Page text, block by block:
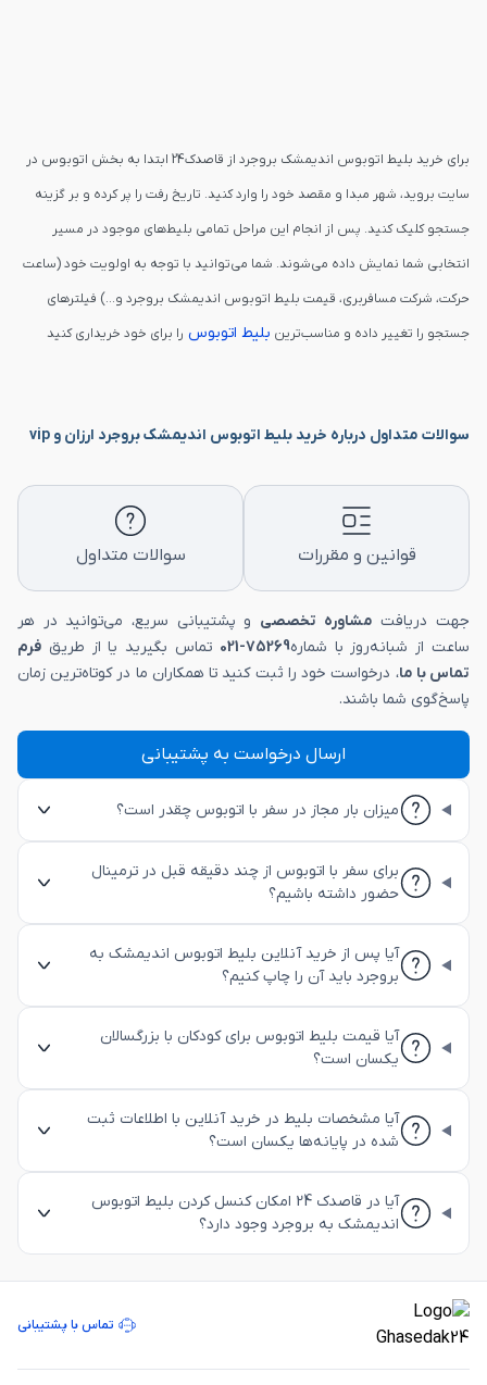
برای خرید بلیط اتوبوس اندیمشک بروجرد از قاصدک24 ابتدا به بخش اتوبوس در
سایت بروید، شهر مبدا و مقصد خود را وارد کنید. تاریخ رفت را پر کرده و بر گزینه
جستجو کلیک کنید. پس از انجام این مراحل تمامی بلیط‌های موجود در مسیر
انتخابی شما نمایش داده می‌شوند. شما می‌توانید با توجه به اولویت خود (ساعت
حرکت، شرکت مسافربری، قیمت بلیط اتوبوس اندیمشک بروجرد و...) فیلترهای
جستجو را تغییر داده و مناسب‌ترین بلیط اتوبوس را برای خود خریداری کنید
سوالات متداول درباره خرید بلیط اتوبوس اندیمشک بروجرد ارزان و vip
قوانین و مقررات سوالات متداول
جهت دریافت مشاوره تخصصی و پشتیبانی سریع، می‌توانید در هر
ساعت از شبانه‌روز با شماره75269-021 تماس بگیرید یا از طریق فرم
تماس با ما، درخواست خود را ثبت کنید تا همکاران ما در کوتاه‌ترین زمان
پاسخ‌گوی شما باشند.
ارسال درخواست به پشتیبانی
میزان بار مجاز در سفر با اتوبوس چقدر است؟
برای سفر با اتوبوس از چند دقیقه قبل در ترمینال
حضور داشته باشیم؟
آیا پس از خرید آنلاین بلیط اتوبوس اندیمشک به
بروجرد باید آن را چاپ کنیم؟
آیا قیمت بلیط اتوبوس برای کودکان با بزرگسالان
یکسان است؟
آیا مشخصات بلیط در خرید آنلاین با اطلاعات ثبت
شده در پایانه‌ها یکسان است؟
آیا در قاصدک 24 امکان کنسل کردن بلیط اتوبوس
اندیمشک به بروجرد وجود دارد؟
تماس با پشتیبانی